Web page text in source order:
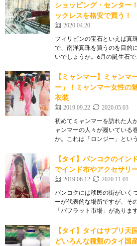
ショッピング・センター
ックレスを格安で買う！
2020.04.20
フィリピンの宝石といえば真
で、南洋真珠を買うのを目的
いでしょうか。6月の誕生石
【ミャンマー】ミャンマ
ー」！ミャンマー女性の
衣装
2019.09.22 2020.05.03
初めてミャンマーを訪れた人
ャンマーの人々が履いている
か。これは「ロンジー」とい
【タイ】バンコクのイン
でインド布やアクセサリ
2019.06.12 2020.11.01
バンコクには移民の街がいく
ーが代表的な場所ですが、そ
「パフラット市場」があり
【タイ】タイはサプリ天
どいろんな種類のタイ国